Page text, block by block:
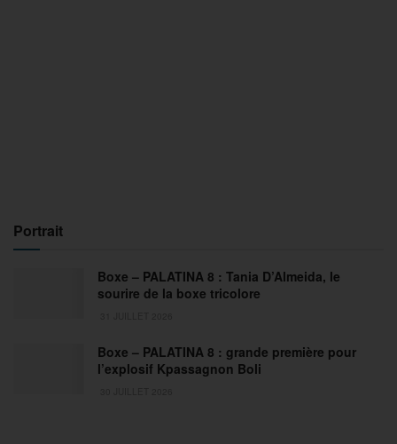
Portrait
Boxe – PALATINA 8 : Tania D’Almeida, le
sourire de la boxe tricolore
Boxe – PALATINA 8 : grande première pour
l’explosif Kpassagnon Boli